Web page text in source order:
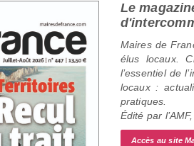
Le
Maires de
élus locaux.
l’essentiel de
locaux :
pratiques.
Édité par
Accès au site